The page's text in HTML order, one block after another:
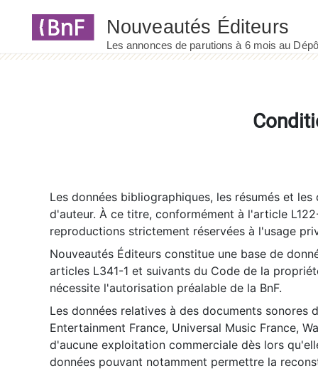
Les données bibliographiques, les résumés et
d'auteur. À ce titre, conformément à l'article
reproductions strictement réservées à l'usage
Nouveautés Éditeurs constitue une base de
articles L341-1 et suivants du Code de la
nécessite l'autorisation préalable de la BnF.
Les données relatives à des documents sonores
Entertainment France, Universal Music France,
d'aucune exploitation commerciale dès lors
données pouvant notamment permettre la